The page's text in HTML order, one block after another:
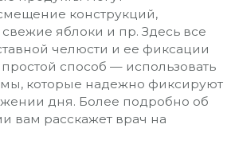
конструкций,
яблоки и пр. Здесь все
челюсти и ее фиксации
способ — использовать
которые надежно фиксируют
дня. Более подробно об
вам расскажет врач на